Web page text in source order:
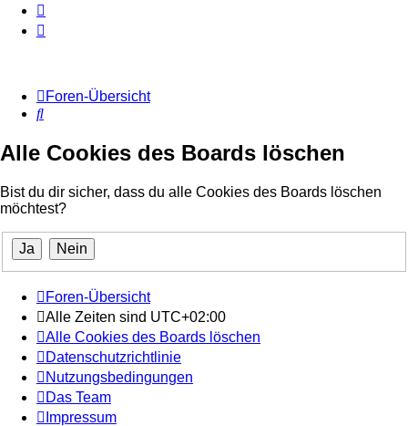
Foren-Übersicht
Suche
Alle Cookies des Boards löschen
Bist du dir sicher, dass du alle Cookies des Boards löschen
möchtest?
Foren-Übersicht
Alle Zeiten sind UTC+02:00
Alle Cookies des Boards löschen
Datenschutzrichtlinie
Nutzungsbedingungen
Das Team
Impressum